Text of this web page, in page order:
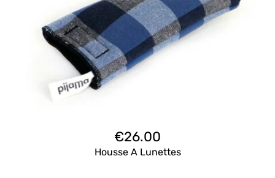
€26.00
Housse A Lunettes